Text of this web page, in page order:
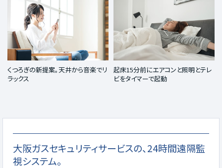
くつろぎの新提案。天井から音楽でリ
ラックス
起床15分前にエアコンと照明とテレ
ビをタイマーで起動
大阪ガスセキュリティサービスの、24時間遠隔監
視システム。